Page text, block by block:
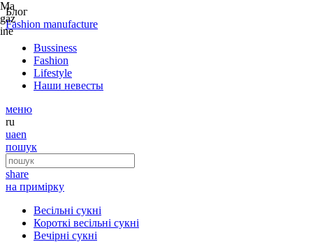
Блог
Fashion manufacture
Bussiness
Fashion
Lifestyle
Наши невесты
меню
ru
uaen
пошук
share
на примірку
Весільні сукні
Короткі весільні сукні
Вечірні сукні
Ma
gaz
ine